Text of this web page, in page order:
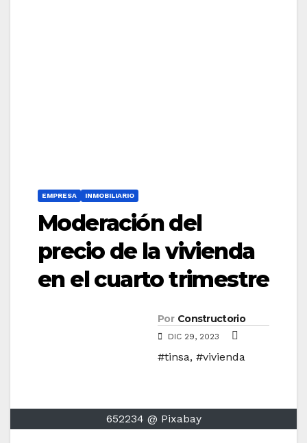
EMPRESA INMOBILIARIO
Moderación del
precio de la vivienda
en el cuarto trimestre
Por Constructorio
DIC 29, 2023
#tinsa, #vivienda
652234 @ Pixabay